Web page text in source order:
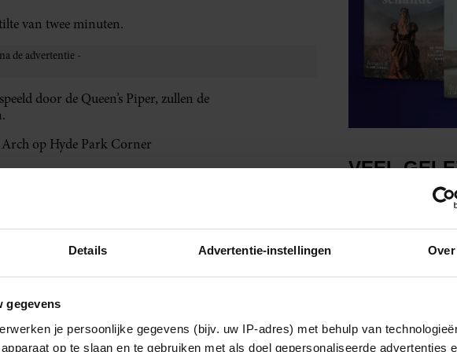
Details Advertentie-instellingen Over
gegevens
je persoonlijke gegevens (bijv. uw IP-adres) met behulp van
op te slaan en te gebruiken met als doel gepersonaliseerde advertenties
van twee minuten.
door de Queen’s Piper, zullen de
op Hyde Park Corner
stoet een koninklijk saluut brengt en het volkslied
en leden van de koninklijke familie reizen per auto
Road, Windsor, en voegt zich bij de stoet, die